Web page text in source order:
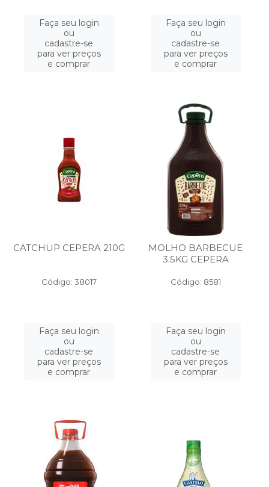
Faça seu login
ou
cadastre-se
para ver preços
e comprar
Faça seu login
ou
cadastre-se
para ver preços
e comprar
CATCHUP CEPERA 210G
Código: 38017
Faça seu login
ou
cadastre-se
para ver preços
e comprar
MOLHO BARBECUE
3.5KG CEPERA
Código: 8581
Faça seu login
ou
cadastre-se
para ver preços
e comprar